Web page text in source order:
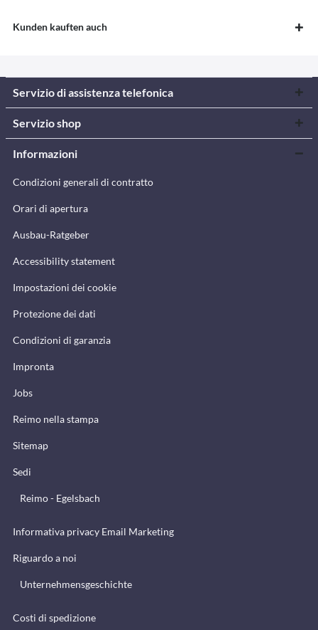
Kunden kauften auch
Servizio di assistenza telefonica
Servizio shop
Informazioni
Condizioni generali di contratto
Orari di apertura
Ausbau-Ratgeber
Accessibility statement
Impostazioni dei cookie
Protezione dei dati
Condizioni di garanzia
Impronta
Jobs
Reimo nella stampa
Sitemap
Sedi
Reimo - Egelsbach
Informativa privacy Email Marketing
Riguardo a noi
Unternehmensgeschichte
Costi di spedizione